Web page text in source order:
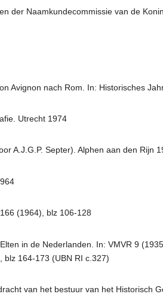
der Naamkundecommissie van de
Avignon nach Rom. In: Historisches
Utrecht 1974
A.J.G.P. Septer). Alphen aan den Rijn
(1964), blz 106-128
in de Nederlanden. In: VMVR 9
blz 164-173 (UBN RI c.327)
van het bestuur van het Historisch